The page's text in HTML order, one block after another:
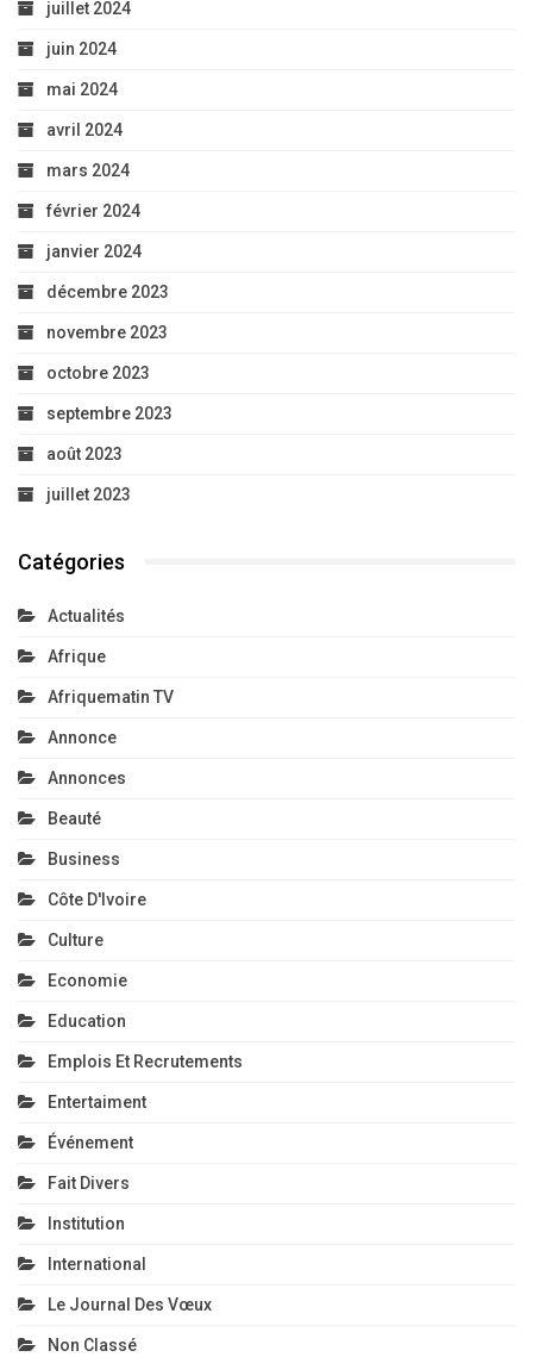
juillet 2024
juin 2024
mai 2024
avril 2024
mars 2024
février 2024
janvier 2024
décembre 2023
novembre 2023
octobre 2023
septembre 2023
août 2023
juillet 2023
Catégories
Actualités
Afrique
Afriquematin TV
Annonce
Annonces
Beauté
Business
Côte D'Ivoire
Culture
Economie
Education
Emplois Et Recrutements
Entertaiment
Événement
Fait Divers
Institution
International
Le Journal Des Vœux
Non Classé